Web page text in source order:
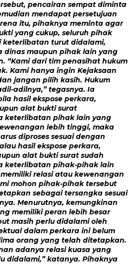
pencairan sempat diminta
mendapat persetujuan
itu, pihaknya meminta agar
yang cukup, seluruh pihak
keterlibatan turut didalami,
dinas maupun pihak lain yang
“Kami dari tim penasihat hukum
Kami hanya ingin Kejaksaan
jangan pilih kasih. Hukum
adilnya,” tegasnya. Ia
hasil ekspose perkara,
alat bukti surat
keterlibatan pihak lain yang
lebih tinggi, maka
diproses sesuai dengan
hasil ekspose perkara,
alat bukti surat sudah
keterlibatan pihak-pihak lain
relasi atau kewenangan
mohon pihak-pihak tersebut
sebagai tersangka sesuai
Menurutnya, kemungkinan
memiliki peran lebih besar
masih perlu didalami oleh
dalam perkara ini belum
orang yang telah ditetapkan.
adanya relasi kuasa yang
didalami,” katanya. Pihaknya